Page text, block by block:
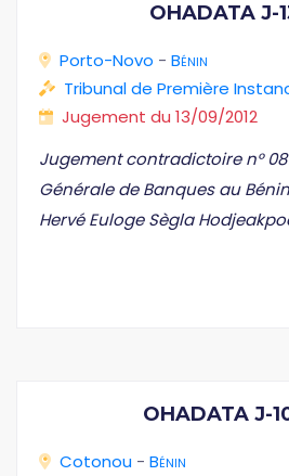
OHADATA J-
Porto-Novo - Bénin
Tribunal de Première
Jugement du 13/09/2012
Jugement contradictoire n°
Générale de Banques au
Hervé Euloge Sègla
OHADATA J-
Cotonou - Bénin